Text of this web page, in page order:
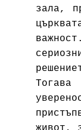
зала,
Тогава